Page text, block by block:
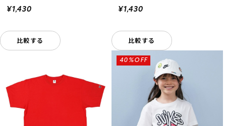
¥1,430
比較する
¥1,430
比較する
40%OFF